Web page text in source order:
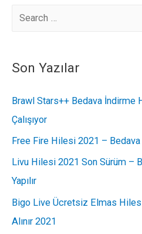
Kazanma
Son Yazılar
Brawl Stars++ Bedava İndirme
Çalışıyor
Free Fire Hilesi 2021 –
Livu Hilesi 2021 Son Sürüm –
Yapılır
Bigo Live Ücretsiz Elmas
Alınır 2021